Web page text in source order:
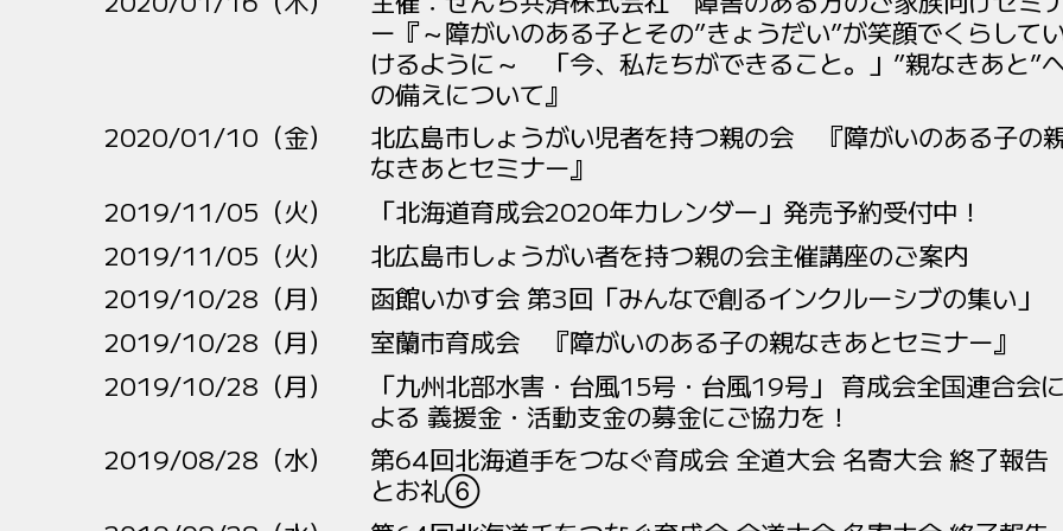
ー『～障がいのある子とその”きょうだい”が笑顔でくらして
けるように～ 「今、私たちができること。」”親なきあと”
の備えについて』
2020/01/10（金）
北広島市しょうがい児者を持つ親の会 『障がいのある子の
なきあとセミナー』
2019/11/05（火）
「北海道育成会2020年カレンダー」発売予約受付中！
2019/11/05（火）
北広島市しょうがい者を持つ親の会主催講座のご案内
2019/10/28（月）
函館いかす会 第3回「みんなで創るインクルーシブの集い」
2019/10/28（月）
室蘭市育成会 『障がいのある子の親なきあとセミナー』
2019/10/28（月）
「九州北部水害・台風15号・台風19号」 育成会全国連合会に
よる 義援金・活動支金の募金にご協力を！
2019/08/28（水）
第64回北海道手をつなぐ育成会 全道大会 名寄大会 終了報告
とお礼⑥